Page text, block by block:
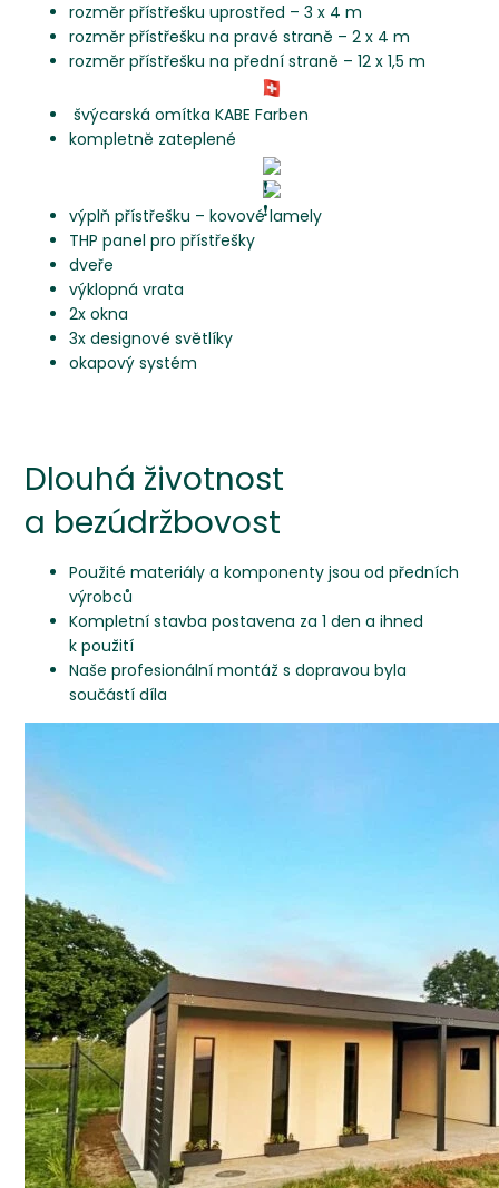
rozměr přístřešku uprostřed – 3 x 4 m
rozměr přístřešku na pravé straně – 2 x 4 m
rozměr přístřešku na přední straně – 12 x 1,5 m
švýcarská omítka KABE Farben
kompletně zateplené
výplň přístřešku – kovové lamely
THP panel pro přístřešky
dveře
výklopná vrata
2x okna
3x designové světlíky
okapový systém
Dlouhá životnost
a bezúdržbovost
Použité materiály a komponenty jsou od předních
výrobců
Kompletní stavba postavena za 1 den a ihned
k použití
Naše profesionální montáž s dopravou byla
součástí díla